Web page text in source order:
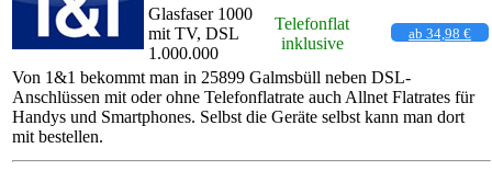
Glasfaser 1000
mit TV, DSL
1.000.000
Telefonflat
inklusive
ab 34,98 €
Von 1&1 bekommt man in 25899 Galmsbüll neben DSL-
Anschlüssen mit oder ohne Telefonflatrate auch Allnet Flatrates für
Handys und Smartphones. Selbst die Geräte selbst kann man dort
mit bestellen.